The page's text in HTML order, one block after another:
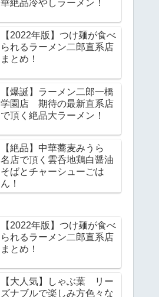
華絶品冷やしラーメン！
【2022年版】つけ麺が食べ
られるラーメン二郎直系店
まとめ！
【爆誕】ラーメン二郎一橋
学園店 期待の最新直系店
で頂く絶品大ラーメン！
【絶品】中華蕎麦みうら
名店で頂く雲呑地鶏白醤油
そばとチャーシューごは
ん！
【2022年版】つけ麺が食べ
られるラーメン二郎直系店
まとめ！
【大人気】しゃぶ葉 リー
ズナブルで楽しみ方色々な